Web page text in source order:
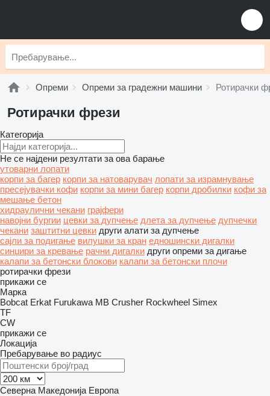
Опреми Опреми за градежни машини Ротирачки
Ротирачки фрези
Категорија
Не се најдени резултати за ова барање
утоварни лопати
корпи за багер корпи за натоварувач лопати за израмнување
пресејувачки кофи корпи за мини багер корпи дробилки кофи за
мешање бетон
хидраулични чекани грајфери
навојни бургии цевки за дупчење длета за дупчење дупчечки
чекани заштитни цевки други алати за дупчење
сајли за подигање вилушки за кран едношински дигалки
синџири за кревање рачни дигалки други опреми за дигање
калапи за бетонски блокови калапи за бетонски плочи
ротирачки фрези
прикажи се
Марка
Bobcat Erkat Furukawa MB Crusher Rockwheel Simex
TF
CW
прикажи се
Локација
Пребарување во радиус
Северна Македонија Европа